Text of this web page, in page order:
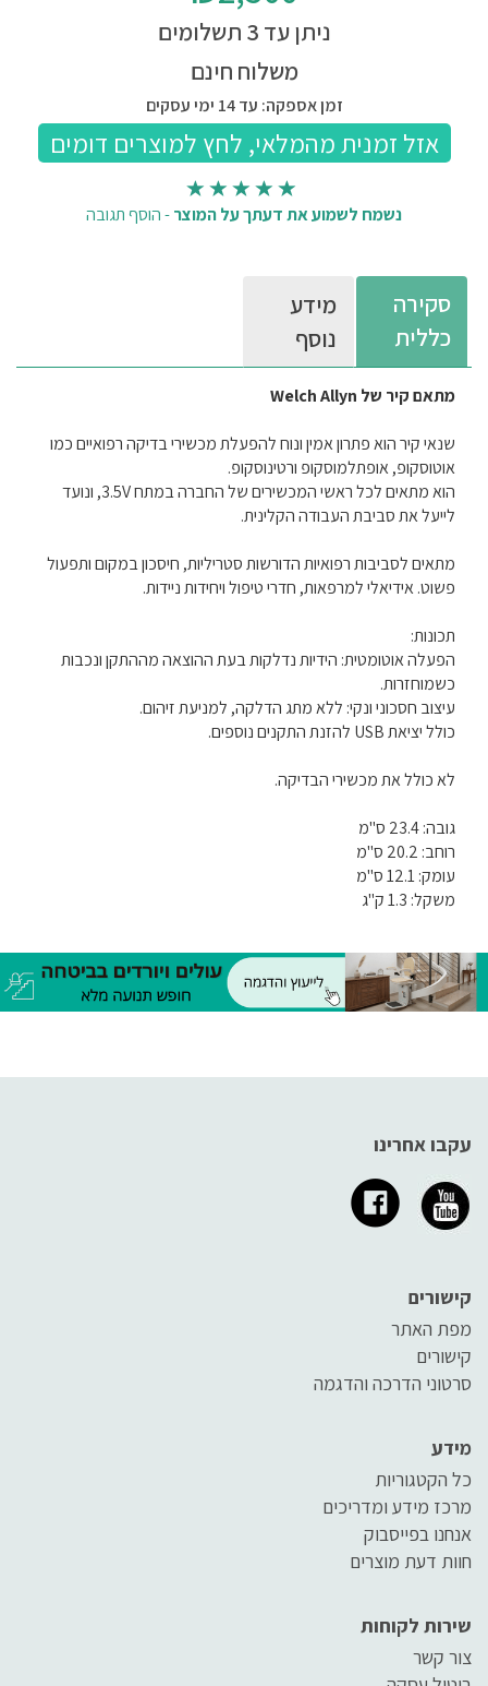
ניתן עד 3 תשלומים
משלוח חינם
זמן אספקה: עד 14 ימי עסקים
נשמח לשמוע את דעתך על המוצר-הוסף תגובה
סקירה
כללית
מידע
נוסף
מתאם קיר של Welch Allyn
שנאי קיר הוא פתרון אמין ונוח להפעלת מכשירי בדיקה רפואיים כמו
אוטוסקופ, אופתלמוסקופ ורטינוסקופ.
הוא מתאים לכל ראשי המכשירים של החברה במתח 3.5V, ונועד
לייעל את סביבת העבודה הקלינית.
מתאים לסביבות רפואיות הדורשות סטריליות, חיסכון במקום ותפעול
פשוט. אידיאלי למרפאות, חדרי טיפול ויחידות ניידות.
תכונות:
הפעלה אוטומטית: הידיות נדלקות בעת ההוצאה מההתקן ונכבות
כשמוחזרות.
עיצוב חסכוני ונקי: ללא מתג הדלקה, למניעת זיהום.
כולל יציאת USB להזנת התקנים נוספים.
לא כולל את מכשירי הבדיקה.
גובה: 23.4 ס"מ
רוחב: 20.2 ס"מ
עומק: 12.1 ס"מ
משקל: 1.3 ק"ג
עקבו אחרינו
קישורים
מפת האתר
קישורים
סרטוני הדרכה והדגמה
מידע
כל הקטגוריות
מרכז מידע ומדריכים
אנחנו בפייסבוק
חוות דעת מוצרים
שירות לקוחות
צור קשר